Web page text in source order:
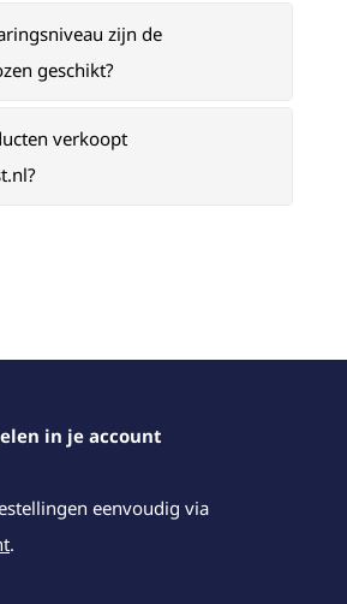
zijn de
geschikt?
verkoopt
in je account
eenvoudig via
.